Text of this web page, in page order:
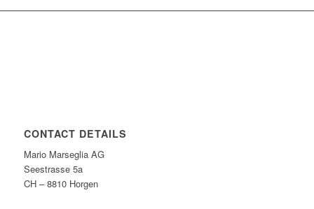
CONTACT DETAILS
Mario Marseglia AG
Seestrasse 5a
CH – 8810 Horgen